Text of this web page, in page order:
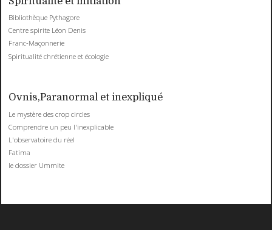
Bibliothèque Pythagore
Centre spirite Léon Denis
Franc-Maçonnerie
Spiritualité chrétienne et écologie
Ovnis,Paranormal et inexpliqué
Le mystère des crop circles
Comprendre un peu l'inexplicable
L'observatoire du réel
Fatima
le dossier Ummite